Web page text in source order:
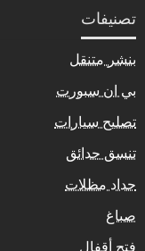
تصنيفات
بنشر متنقل
بي ان سبورت
تصليح سيارات
تنسق حدائق
حداد مظلات
صباغ
فتح أقفال